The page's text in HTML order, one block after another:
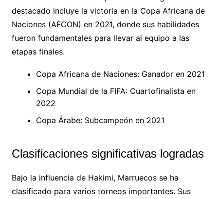
destacado incluye la victoria en la Copa Africana de
Naciones (AFCON) en 2021, donde sus habilidades
fueron fundamentales para llevar al equipo a las
etapas finales.
Copa Africana de Naciones: Ganador en 2021
Copa Mundial de la FIFA: Cuartofinalista en
2022
Copa Árabe: Subcampeón en 2021
Clasificaciones significativas logradas
Bajo la influencia de Hakimi, Marruecos se ha
clasificado para varios torneos importantes. Sus